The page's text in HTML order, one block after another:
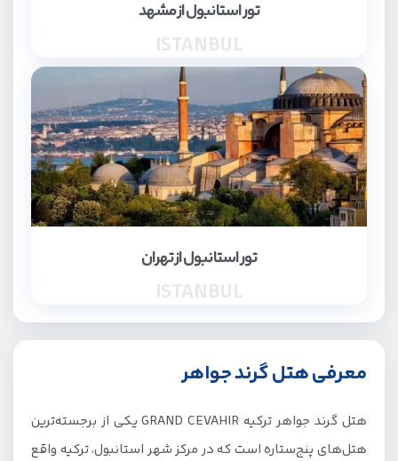
تور استانبول از مشهد
تور استانبول از تهران
معرفی هتل گرند جواهر
هتل گرند جواهر ترکیه GRAND CEVAHIR یکی از برجسته‌ترین
هتل‌های پنج‌ستاره است که در مرکز شهر استانبول، ترکیه واقع